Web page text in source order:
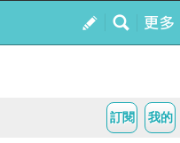
我的
訂閱